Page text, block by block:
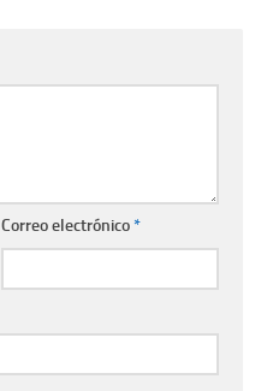
Correo electrónico*